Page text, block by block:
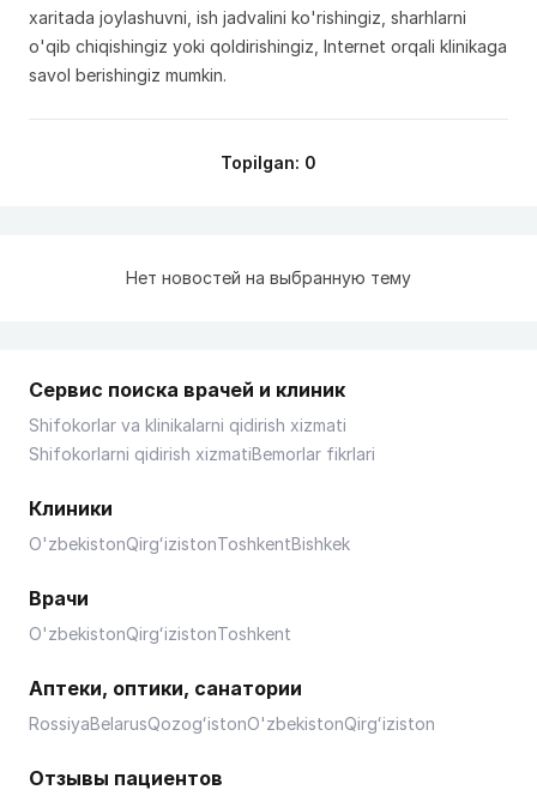
xaritada joylashuvni, ish jadvalini ko'rishingiz, sharhlarni
o'qib chiqishingiz yoki qoldirishingiz, Internet orqali klinikaga
savol berishingiz mumkin.
Topilgan: 0
Нет новостей на выбранную тему
Сервис поиска врачей и клиник
Shifokorlar va klinikalarni qidirish xizmati
Shifokorlarni qidirish xizmatiBemorlar fikrlari
Клиники
O'zbekistonQirgʻizistonToshkentBishkek
Врачи
O'zbekistonQirgʻizistonToshkent
Аптеки, оптики, санатории
RossiyaBelarusQozogʻistonO'zbekistonQirgʻiziston
Отзывы пациентов